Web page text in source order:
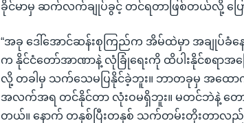
ခိုင်မာမှ ဆက်လက်ချုပ်ခွင့် တင်ရတာဖြစ်တယ်လို့ ပြေ
“အခု ဒေါ်အောင်ဆန်းစုကြည်က အိမ်ထဲမှာ အချုပ်
က နိုင်ငံတော်အာဏာနဲ့ လုံခြုံရေးကို ထိပါးနိုင်စရာအ
လို့ တခါမှ သက်သေမပြနိုင်ခဲ့ဘူး။ ဘာတခုမှ အထေ
အလက်အရ တင်နိုင်တာ လုံးဝမရှိဘူး။ မတင်ဘဲနဲ့ တော
တယ်။ နောက် တနှစ်ပြီးတနှစ် သက်တမ်းတိုးတာလ